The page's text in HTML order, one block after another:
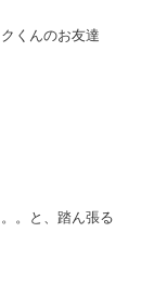
くんのお友達
。と、踏ん張る